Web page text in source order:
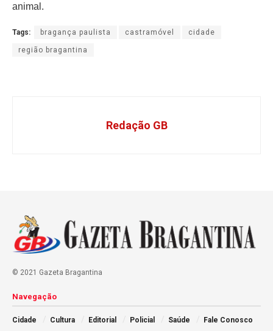
animal.
Tags: bragança paulista castramóvel cidade
região bragantina
Redação GB
© 2021 Gazeta Bragantina
Navegação
Cidade Cultura Editorial Policial Saúde Fale Conosco